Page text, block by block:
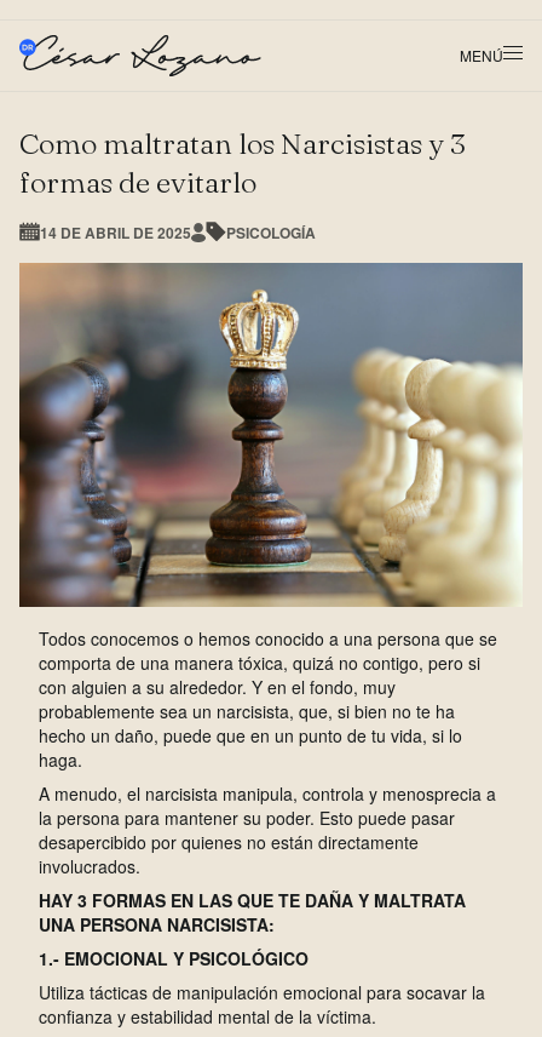
MENÚ
Como maltratan los Narcisistas y 3
formas de evitarlo
14 DE ABRIL DE 2025 PSICOLOGÍA
Todos conocemos o hemos conocido a una persona que se
comporta de una manera tóxica, quizá no contigo, pero si
con alguien a su alrededor. Y en el fondo, muy
probablemente sea un narcisista, que, si bien no te ha
hecho un daño, puede que en un punto de tu vida, si lo
haga.
A menudo, el narcisista manipula, controla y menosprecia a
la persona para mantener su poder. Esto puede pasar
desapercibido por quienes no están directamente
involucrados.
HAY 3 FORMAS EN LAS QUE TE DAÑA Y MALTRATA
UNA PERSONA NARCISISTA:
1.- EMOCIONAL Y PSICOLÓGICO
Utiliza tácticas de manipulación emocional para socavar la
confianza y estabilidad mental de la víctima.